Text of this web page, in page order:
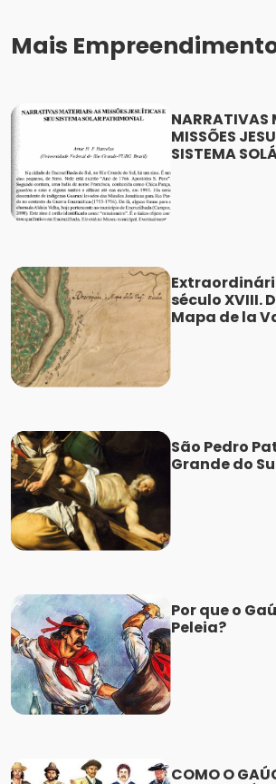
Mais
NARRATIVAS
MISSÕES
SISTEMA
século XVIII.
Mapa de la
São Pedro
Grande do
Por que o
Peleia?
COMO O